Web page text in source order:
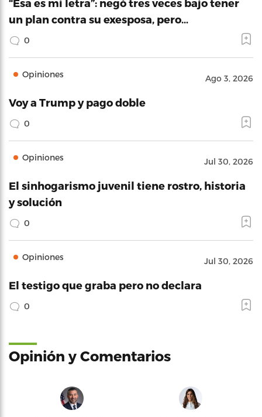
“Esa es mi letra”: negó tres veces bajo tener
un plan contra su exesposa, pero…
0
Opiniones Ago 3, 2026
Voy a Trump y pago doble
0
Opiniones Jul 30, 2026
El sinhogarismo juvenil tiene rostro, historia
y solución
0
Opiniones Jul 30, 2026
El testigo que graba pero no declara
0
Opinión y Comentarios